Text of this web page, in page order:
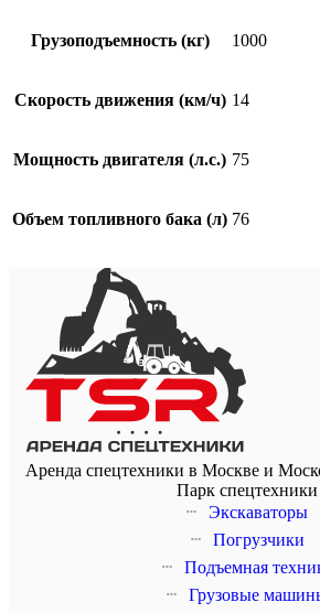
Грузоподъемность (кг) 1000
Скорость движения (км/ч) 14
Мощность двигателя (л.с.) 75
Объем топливного бака (л) 76
Аренда спецтехники в Москве и
Парк спецтехники
Экскаваторы
Погрузчики
Подъемная
Грузовые